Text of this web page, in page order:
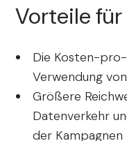
Vorteile für
Die Kosten-
Verwendung
Größere
Datenverkehr
der Kampagnen